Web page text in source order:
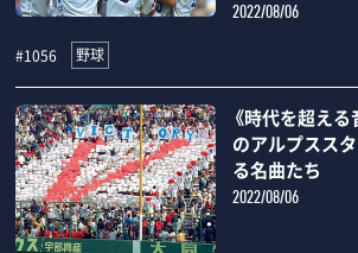
2022/08/06
#1056 野球
《時代を超え
のアルプスス
る名曲たち
2022/08/06